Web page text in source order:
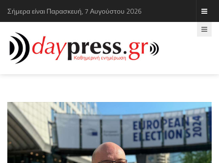
Σήμερα είναι Παρασκευή, 7 Αυγούστου 2026